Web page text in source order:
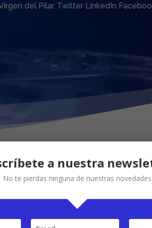
del Pilar. Twitter LinkedIn
Pilar.
a nuestra
No te pierdas ninguna de nuestras novedades